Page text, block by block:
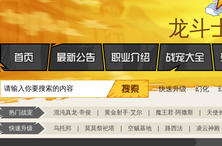
龙斗
快速升级 幻化
热门战宠 混沌真龙·帝俊 黄金射手·艾尔 魔王君·阿撒斯 天使
快速升级 乌托邦 莫莫祭祀塔 空贼基地 路西法 凌云神殿